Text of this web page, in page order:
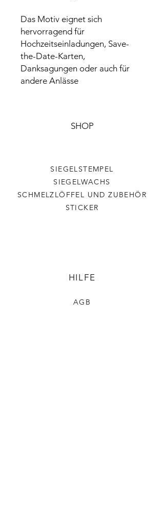
Das Motiv eignet sich
hervorragend für
Hochzeitseinladungen, Save-
the-Date-Karten,
Danksagungen oder auch für
andere Anlässe
SHOP
SIEGELSTEMPEL
SIEGELWACHS
SCHMELZLÖFFEL UND ZUBEHÖR
STICKER
HILFE
AGB